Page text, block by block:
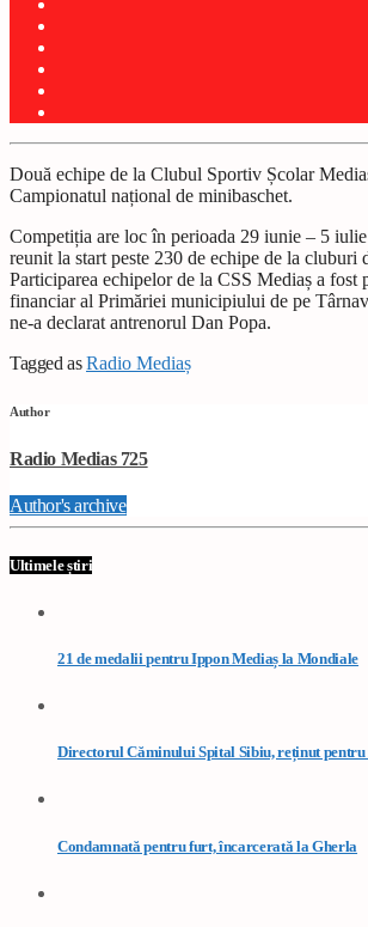
Două echipe de la Clubul Sportiv Școlar
Campionatul național de minibaschet.
Competiția are loc în perioada 29 iunie – 5
reunit la start peste 230 de echipe de la cluburi
Participarea echipelor de la CSS Mediaș a fost
financiar al Primăriei municipiului de pe
ne-a declarat antrenorul Dan Popa.
Tagged asRadio Mediaș
Author
Radio Medias 725
Author's archive
Ultimele știri
21 de medalii pentru Ippon Mediaș la Mondiale
Directorul Căminului Spital Sibiu, reținut
Condamnată pentru furt, încarcerată la Gherla